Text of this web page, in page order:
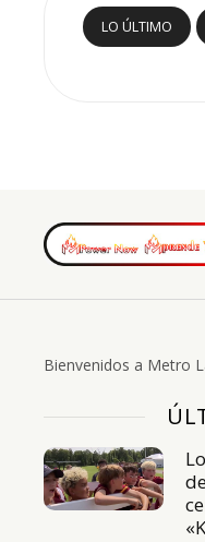
LO ÚLTIMO
Bienvenidos a Metro